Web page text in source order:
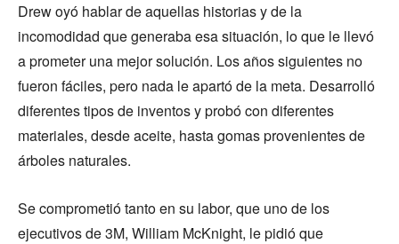
Drew oyó hablar de aquellas historias y de la
incomodidad que generaba esa situación, lo que le llevó
a prometer una mejor solución. Los años siguientes no
fueron fáciles, pero nada le apartó de la meta. Desarrolló
diferentes tipos de inventos y probó con diferentes
materiales, desde aceite, hasta gomas provenientes de
árboles naturales.
Se comprometió tanto en su labor, que uno de los
ejecutivos de 3M, William McKnight, le pidió que